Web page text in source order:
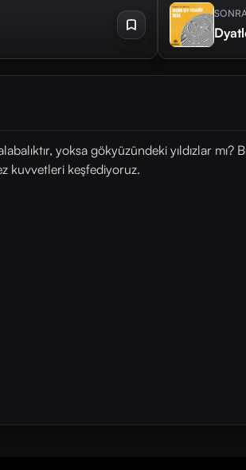
yoksa gökyüzündeki yıldızlar
kuvvetleri keşfediyoruz.